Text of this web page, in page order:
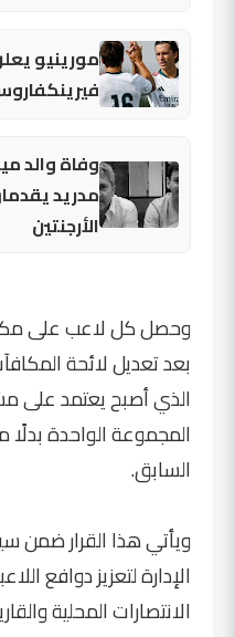
مورينيو
وفاة والد
مدريد
الأرجنتين
بعد تعديل لائحة
الذي أصبح يعتمد على
المجموعة الواحدة
السابق.
ويأتي هذا القرار
الإدارة لتعزيز دوافع
الانتصارات المحلية